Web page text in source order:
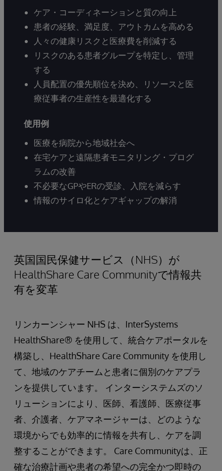
ケア・コーディネーションと質の向上
患者の経験、満足度、アウトカムを高める
人々の健康リスクと医療費を削減する
リスクのある患者グループを特定し、管理
する
人員配置の優先順位を決め、リソースと医
療従事者の生産性を最適化する
使用例
医療を病院から地域社会へ
在宅ケアと遠隔患者モニタリング・プログ
ラムの改善
不必要なGPやERの受診、入院を減らす
情報のサイロ化とケアギャップの解消
英国国民保健サービス（NHS）が
HealthShare Care Communityで情報共
有を変革
リンカーンシャー NHS は、InterSystems
HealthShare® を使用して、統合ケアポータルを
構築し、HealthShare Care Community を使用し
て、地域のケアチームと患者に個別のケアプラ
ンを提供しています。 インターシステムズのソ
リューションにより、医師、看護師、医療従事
者、介護者、ケアマネージャーは、どのような
環境からでも効率的に情報を共有し、ケアを調
整することができます。 Care Communityは、正
確な治療計画や患者の希望への完全かつ即時の